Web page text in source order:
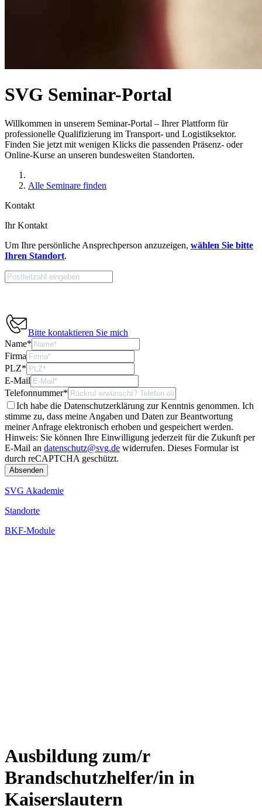
SVG Seminar-Portal
Willkommen in unserem Seminar-Portal – Ihrer Plattform für
professionelle Qualifizierung im Transport- und Logistiksektor.
Finden Sie jetzt mit wenigen Klicks die passenden Präsenz- oder
Online-Kurse an unseren bundesweiten Standorten.
Alle Seminare finden
Kontakt
Ihr Kontakt
Um Ihre persönliche Ansprechperson anzuzeigen, wählen Sie bitte
Ihren Standort.
Bitte kontaktieren Sie mich
Name*
Firma
PLZ*
E-Mail
Telefonnummer*
Ich habe die Datenschutzerklärung zur Kenntnis genommen. Ich
stimme zu, dass meine Angaben und Daten zur Beantwortung
meiner Anfrage elektronisch erhoben und gespeichert werden.
Hinweis: Sie können Ihre Einwilligung jederzeit für die Zukunft per
E-Mail an datenschutz@svg.de widerrufen. Dieses Formular ist
durch reCAPTCHA geschützt.
SVG Akademie
Standorte
BKF-Module
Ausbildung zum/r
Brandschutzhelfer/in in
Kaiserslautern